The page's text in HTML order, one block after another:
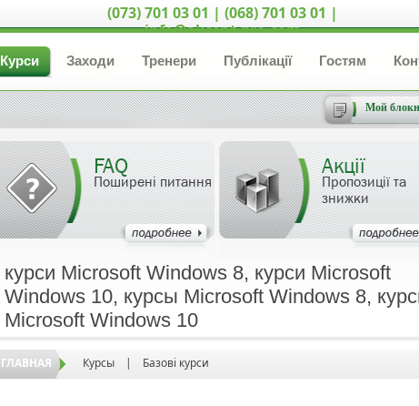
(073) 701 03 01 | (068) 701 03 01 |
info@akcent-pro.com
Курси Заходи Тренери Публікації Гостям
Мой
FAQ
Поширені питання
Акції
Пропозиції та
знижки
курси Microsoft Windows 8, курси Microsoft
Windows 10, курсы Microsoft Windows 8,
Microsoft Windows 10
ГЛАВНАЯ Курсы | Базові курси